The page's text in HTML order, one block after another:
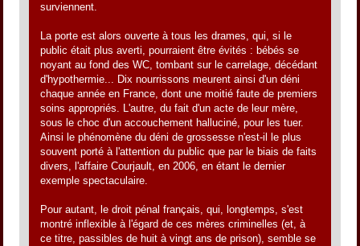
surviennent.
La porte est alors ouverte à tous les drames, qui, si le
public était plus averti, pourraient être évités : bébés se
noyant au fond des WC, tombant sur le carrelage, décédant
d'hypothermie... Dix nourrissons meurent ainsi d'un déni
chaque année en France, dont une moitié faute de premiers
soins appropriés. L'autre, du fait d'un acte de leur mère,
sous le choc d'un accouchement halluciné, pour les tuer.
Ainsi le phénomène du déni de grossesse n'est-il le plus
souvent porté à l'attention du public que par le biais de faits
divers, l'affaire Courjault, en 2006, en étant le dernier
exemple spectaculaire.
Pour autant, le droit pénal français, qui, longtemps, s'est
montré inflexible à l'égard de ces mères criminelles (et, à
ce titre, passibles de huit à vingt ans de prison), semble se